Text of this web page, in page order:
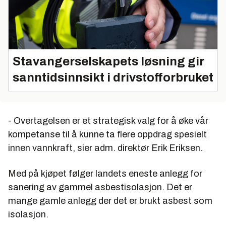
Stavangerselskapets løsning gir
sanntidsinnsikt i drivstofforbruket
- Overtagelsen er et strategisk valg for å øke vår
kompetanse til å kunne ta flere oppdrag spesielt
innen vannkraft, sier adm. direktør Erik Eriksen.
Med på kjøpet følger landets eneste anlegg for
sanering av gammel asbestisolasjon. Det er
mange gamle anlegg der det er brukt asbest som
isolasjon.